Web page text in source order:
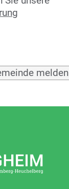
melden